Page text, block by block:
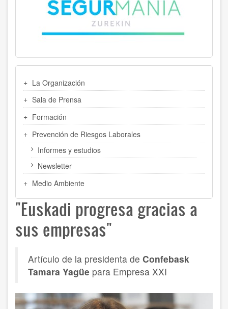
LATERAL
La Organización
Sala de Prensa
Formación
Prevención de Riesgos Laborales
Informes y estudios
Newsletter
Medio Ambiente
"Euskadi progresa gracias a
sus empresas"
Artículo de la presidenta de Confebask
Tamara Yagüe para Empresa XXI